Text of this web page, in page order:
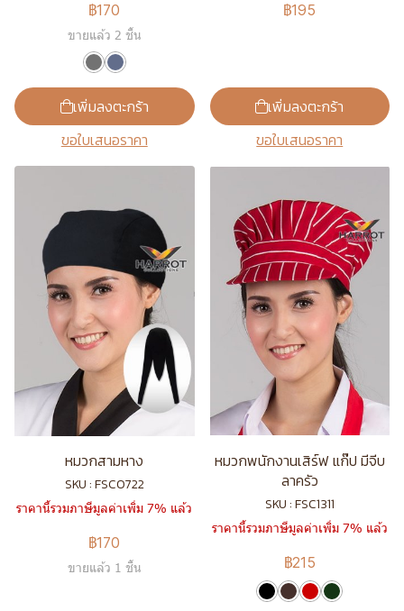
฿170
ขายแล้ว 2 ชิ้น
เพิ่มลงตะกร้า
ขอใบเสนอราคา
฿195
เพิ่มลงตะกร้า
ขอใบเสนอราคา
หมวกสามหาง
SKU : FSC0722
ราคานี้รวมภาษีมูลค่าเพิ่ม 7% แล้ว
฿170
ขายแล้ว 1 ชิ้น
หมวกพนักงานเสิร์ฟ แก๊ป มีจีบ
ลาครัว
SKU : FSC1311
ราคานี้รวมภาษีมูลค่าเพิ่ม 7% แล้ว
฿215